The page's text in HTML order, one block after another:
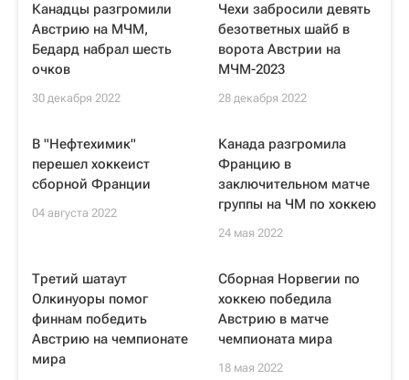
Канадцы разгромили
Австрию на МЧМ,
Бедард набрал шесть
очков
30 декабря 2022
Чехи забросили девять
безответных шайб в
ворота Австрии на
МЧМ-2023
28 декабря 2022
В "Нефтехимик"
перешел хоккеист
сборной Франции
04 августа 2022
Канада разгромила
Францию в
заключительном матче
группы на ЧМ по хоккею
24 мая 2022
Третий шатаут
Олкинуоры помог
финнам победить
Австрию на чемпионате
мира
Сборная Норвегии по
хоккею победила
Австрию в матче
чемпионата мира
18 мая 2022